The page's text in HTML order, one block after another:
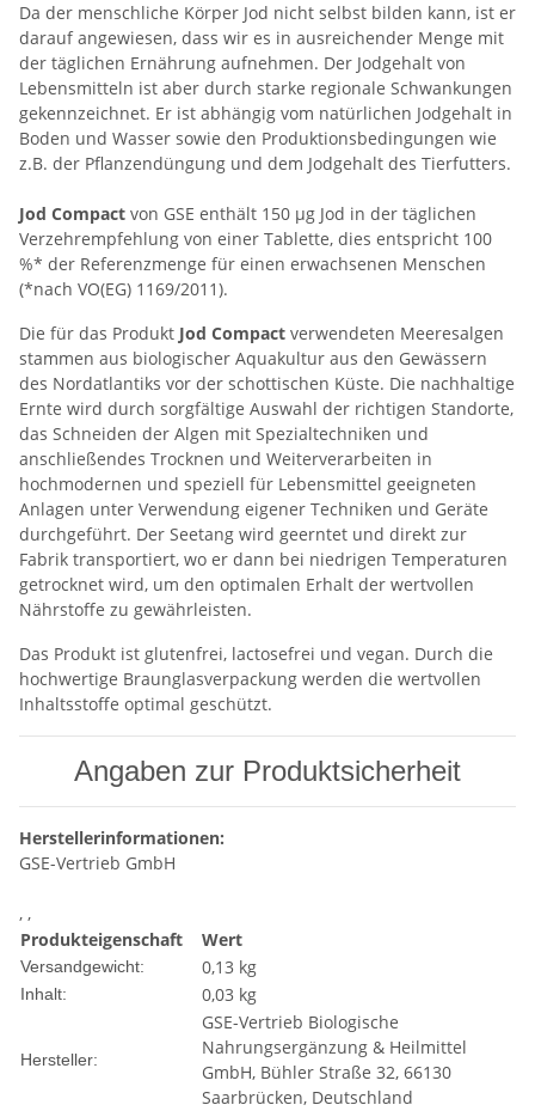
Da der menschliche Körper Jod nicht selbst bilden kann, ist er
darauf angewiesen, dass wir es in ausreichender Menge mit
der täglichen Ernährung aufnehmen. Der Jodgehalt von
Lebensmitteln ist aber durch starke regionale Schwankungen
gekennzeichnet. Er ist abhängig vom natürlichen Jodgehalt in
Boden und Wasser sowie den Produktionsbedingungen wie
z.B. der Pflanzendüngung und dem Jodgehalt des Tierfutters.
Jod Compact von GSE enthält 150 µg Jod in der täglichen
Verzehrempfehlung von einer Tablette, dies entspricht 100
%* der Referenzmenge für einen erwachsenen Menschen
(*nach VO(EG) 1169/2011).
Die für das Produkt Jod Compact verwendeten Meeresalgen
stammen aus biologischer Aquakultur aus den Gewässern
des Nordatlantiks vor der schottischen Küste. Die nachhaltige
Ernte wird durch sorgfältige Auswahl der richtigen Standorte,
das Schneiden der Algen mit Spezialtechniken und
anschließendes Trocknen und Weiterverarbeiten in
hochmodernen und speziell für Lebensmittel geeigneten
Anlagen unter Verwendung eigener Techniken und Geräte
durchgeführt. Der Seetang wird geerntet und direkt zur
Fabrik transportiert, wo er dann bei niedrigen Temperaturen
getrocknet wird, um den optimalen Erhalt der wertvollen
Nährstoffe zu gewährleisten.
Das Produkt ist glutenfrei, lactosefrei und vegan. Durch die
hochwertige Braunglasverpackung werden die wertvollen
Inhaltsstoffe optimal geschützt.
Angaben zur Produktsicherheit
Herstellerinformationen:
GSE-Vertrieb GmbH
, ,
Produkteigenschaft
Wert
Versandgewicht: 0,13 kg
Inhalt: 0,03 kg
Hersteller:
GSE-Vertrieb Biologische
Nahrungsergänzung & Heilmittel
GmbH, Bühler Straße 32, 66130
Saarbrücken, Deutschland